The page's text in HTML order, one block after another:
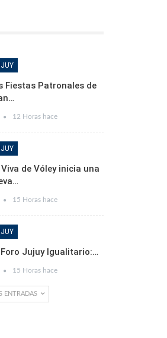
Fiestas Patronales de
12 Horas hace
de Vóley inicia una
15 Horas hace
Jujuy Igualitario:…
15 Horas hace
ENTRADAS